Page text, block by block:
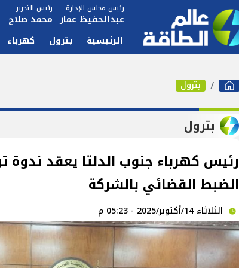
رئيس مجلس الإدارة
عبدالحفيظ عمار
رئيس التحرير
محمد صلاح
الرئيسية بترول كهرباء
بترول
بترول
رئيس كهرباء جنوب الدلتا يعقد ندوة
الضبط القضائي بالشركة
الثلاثاء 14/أكتوبر/2025 - 05:23 م